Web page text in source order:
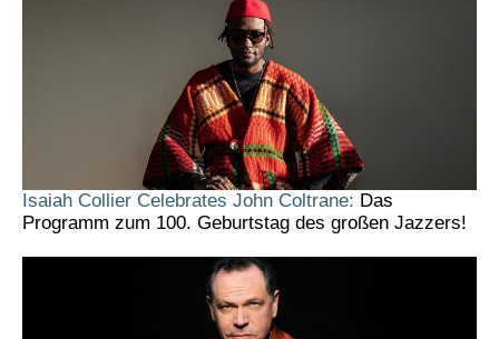
Isaiah Collier Celebrates John Coltrane: Das
Programm zum 100. Geburtstag des großen Jazzers!